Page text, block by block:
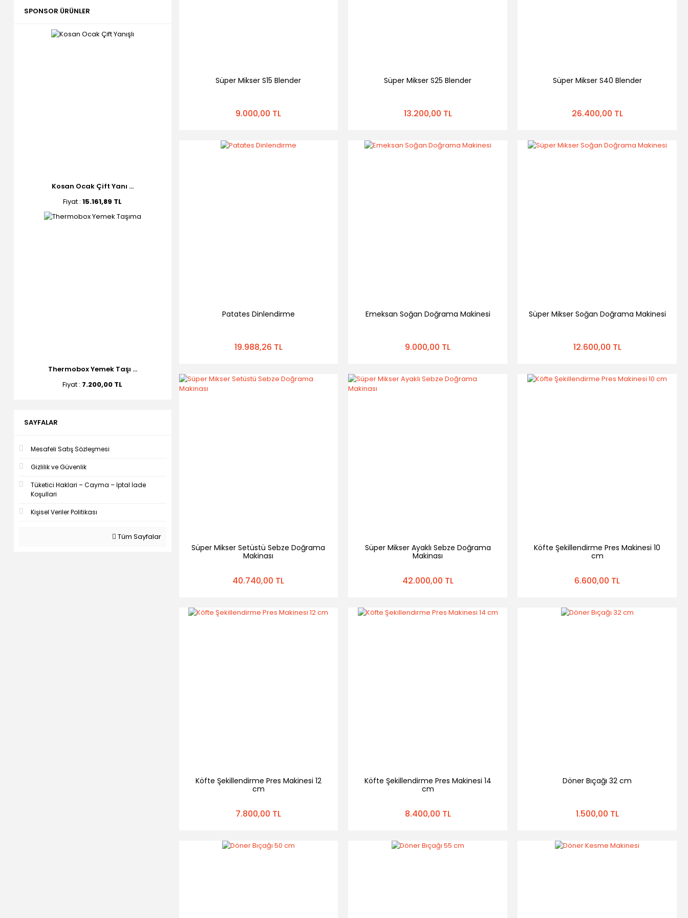
SPONSOR ÜRÜNLER
Kosan Ocak Çift Yanı ...
Fiyat :15.161,89 TL
Thermobox Yemek Taşı ...
Fiyat : 7.200,00 TL
SAYFALAR
Mesafeli Satış Sözleşmesi
Gizlilik ve Güvenlik
Tüketici Haklari – Cayma – İptal İade
Koşullari
Kişisel Veriler Politikası
Tüm Sayfalar
Süper Mikser S15 Blender
9.000,00 TL
Süper Mikser S25 Blender
13.200,00 TL
Süper Mikser S40 Blender
26.400,00 TL
Patates Dinlendirme
19.988,26 TL
Emeksan Soğan Doğrama Makinesi
9.000,00 TL
Süper Mikser Soğan Doğrama Makinesi
12.600,00 TL
Süper Mikser Setüstü Sebze Doğrama
Makinası
40.740,00 TL
Süper Mikser Ayaklı Sebze Doğrama
Makinası
42.000,00 TL
Köfte Şekillendirme Pres Makinesi 10
cm
6.600,00 TL
Köfte Şekillendirme Pres Makinesi 12
cm
7.800,00 TL
Köfte Şekillendirme Pres Makinesi 14
cm
8.400,00 TL
Döner Bıçağı 32 cm
1.500,00 TL